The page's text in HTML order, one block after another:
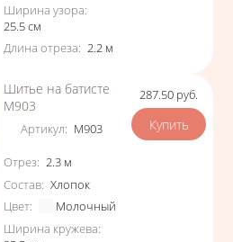
Ширина узора:
25.5см
Длина отреза: 2.2 м
Шитье на батисте
М903
Артикул: М903
Характеристики
Отрез: 2.3 м
Состав: Хлопок
Цвет:
Молочный
Ширина кружева:
Цена
287.50 руб.